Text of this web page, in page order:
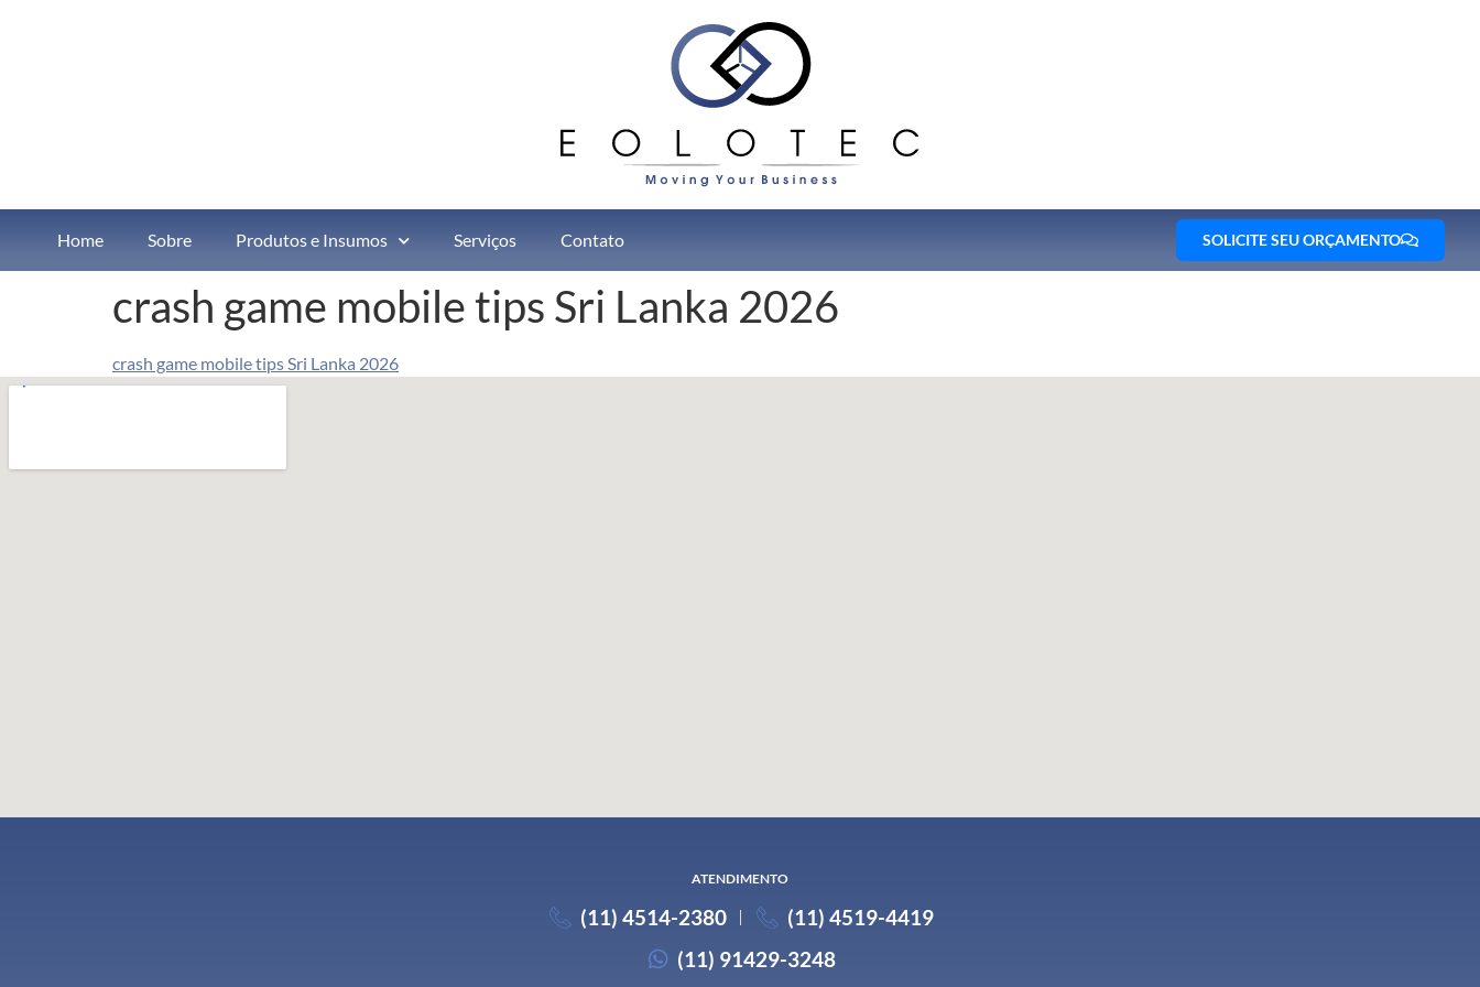
Home Sobre Produtos e Insumos Serviços Contato SOLICITE SEU ORÇAMENTO
crash game mobile tips Sri Lanka 2026
crash game mobile tips Sri Lanka 2026
ATENDIMENTO
(11) 4514-2380
(11) 4519-4419
(11) 91429-3248